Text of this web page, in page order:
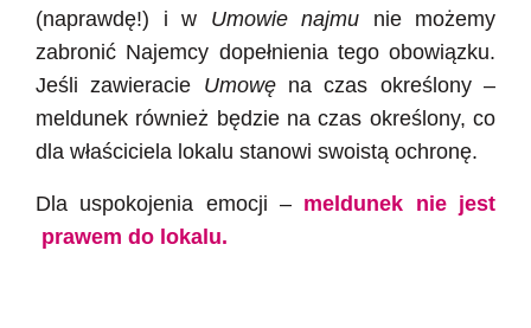
(naprawdę!) i w Umowie najmu nie możemy
zabronić Najemcy dopełnienia tego obowiązku.
Jeśli zawieracie Umowęna czas określony –
meldunek również będzie na czas określony, co
dla właściciela lokalu stanowi swoistą ochronę.
Dla uspokojenia emocji – meldunek nie jest
prawem do lokalu.